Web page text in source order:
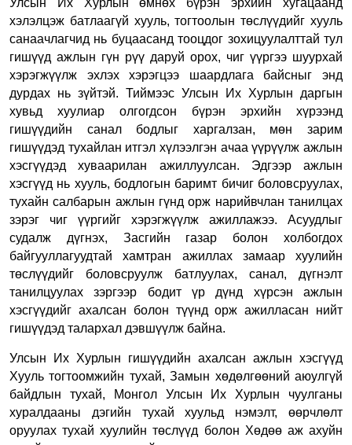
хэлэлцэж батлаагүй хууль, тогтоолын төслүүдийг хууль
санаачлагчид нь буцаасанд тооцдог зохицуулалттай тул
гишүүд ажлын гүн рүү даруй орох, чиг үүргээ шуурхай
хэрэгжүүлж эхлэх хэрэгцээ шаардлага байсныг энд
дурдах нь зүйтэй. Тиймээс Улсын Их Хурлын даргын
хувьд хуулиар олгогдсон бүрэн эрхийн хүрээнд
гишүүдийн санал бодлыг харгалзан, мөн зарим
гишүүдэд тухайлан итгэл хүлээлгэн ачаа үүрүүлж ажлын
хэсгүүдэд хуваарилан ажиллуулсан. Эдгээр ажлын
хэсгүүд нь хууль, бодлогын баримт бичиг боловсруулах,
тухайнсалбарын ажлын гүнд орж нарийвчлан танилцах
зэрэг чиг үүргийг хэрэгжүүлж ажиллажээ. Асуудлыг
судалж дүгнэх, Засгийн газар болон холбогдох
байгууллагуудтай хамтран ажиллах замаар хуулийн
төслүүдийг боловсруулж батлуулах, санал, дүгнэлт
танилцуулах зэргээр бодит үр дүнд хүрсэн ажлын
хэсгүүдийг ахалсан болон түүнд орж ажилласан нийт
гишүүдэд талархал дэвшүүлж байна.
Улсын Их Хурлын гишүүдийн ахалсан ажлын хэсгүүд
Хууль тогтоомжийн тухай, Замын хөдөлгөөний аюулгүй
байдлын тухай, Монгол Улсын Их Хурлын чуулганы
хуралдааны дэгийн тухай хуульд нэмэлт, өөрчлөлт
оруулах тухай хуулийн төслүүд болон Хөдөө аж ахуйн